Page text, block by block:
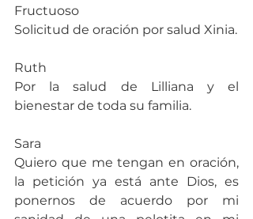
Fructuoso
Solicitud de oración por salud Xinia.
Ruth
Por la salud de Lilliana y el
bienestar de toda su familia.
Sara
Quiero que me tengan en oración,
la petición ya está ante Dios, es
ponernos de acuerdo por mi